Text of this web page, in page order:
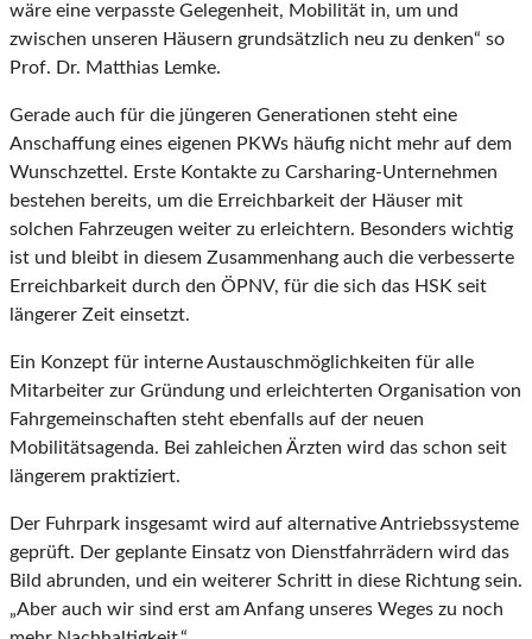
wäre eine verpasste Gelegenheit, Mobilität in, um und
zwischen unseren Häusern grundsätzlich neu zu denken“ so
Prof. Dr. Matthias Lemke.
Gerade auch für die jüngeren Generationen steht eine
Anschaffung eines eigenen PKWs häufig nicht mehr auf dem
Wunschzettel. Erste Kontakte zu Carsharing-Unternehmen
bestehen bereits, um die Erreichbarkeit der Häuser mit
solchen Fahrzeugen weiter zu erleichtern. Besonders wichtig
ist und bleibt in diesem Zusammenhang auch die verbesserte
Erreichbarkeit durch den ÖPNV, für die sich das HSK seit
längerer Zeit einsetzt.
Ein Konzept für interne Austauschmöglichkeiten für alle
Mitarbeiter zur Gründung und erleichterten Organisation von
Fahrgemeinschaften steht ebenfalls auf der neuen
Mobilitätsagenda. Bei zahleichen Ärzten wird das schon seit
längerem praktiziert.
Der Fuhrpark insgesamt wird auf alternative Antriebssysteme
geprüft. Der geplante Einsatz von Dienstfahrrädern wird das
Bild abrunden, und ein weiterer Schritt in diese Richtung sein.
„Aber auch wir sind erst am Anfang unseres Weges zu noch